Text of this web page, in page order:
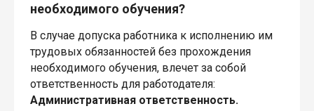
необходимого обучения?
В случае допуска работника к исполнению им
трудовых обязанностей без прохождения
необходимого обучения, влечет за собой
ответственность для работодателя:
Административная ответственность.